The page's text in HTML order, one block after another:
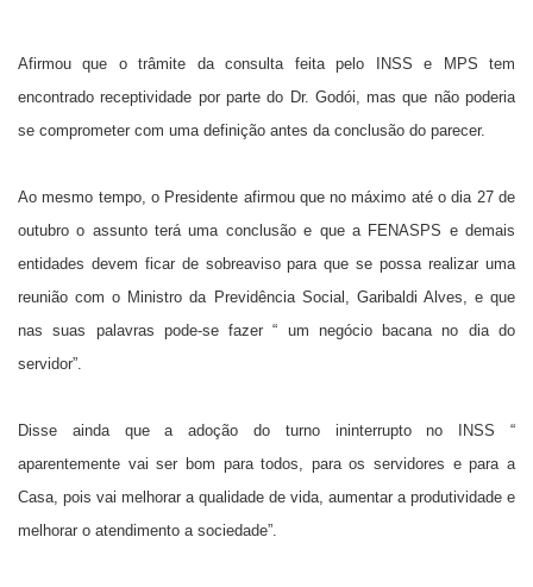
Afirmou que o trâmite da consulta feita pelo INSS e MPS tem
encontrado receptividade por parte do Dr. Godói, mas que não poderia
se comprometer com uma definição antes da conclusão do parecer.
Ao mesmo tempo, o Presidente afirmou que no máximo até o dia 27 de
outubro o assunto terá uma conclusão e que a FENASPS e demais
entidades devem ficar de sobreaviso para que se possa realizar uma
reunião com o Ministro da Previdência Social, Garibaldi Alves, e que
nas suas palavras pode-se fazer “ um negócio bacana no dia do
servidor”.
Disse ainda que a adoção do turno ininterrupto no INSS “
aparentemente vai ser bom para todos, para os servidores e para a
Casa, pois vai melhorar a qualidade de vida, aumentar a produtividade e
melhorar o atendimento a sociedade”.